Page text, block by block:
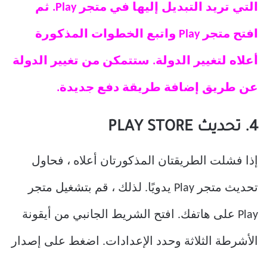
التي تريد التبديل إليها في متجر Play. ثم
افتح متجر Play واتبع الخطوات المذكورة
أعلاه لتغيير الدولة. ستتمكن من تغيير الدولة
عن طريق إضافة طريقة دفع جديدة.
4. تحديث PLAY STORE
إذا فشلت الطريقتان المذكورتان أعلاه ، فحاول
تحديث متجر Play يدويًا. لذلك ، قم بتشغيل متجر
Play على هاتفك. افتح الشريط الجانبي من أيقونة
الأشرطة الثلاثة وحدد الإعدادات. اضغط على إصدار